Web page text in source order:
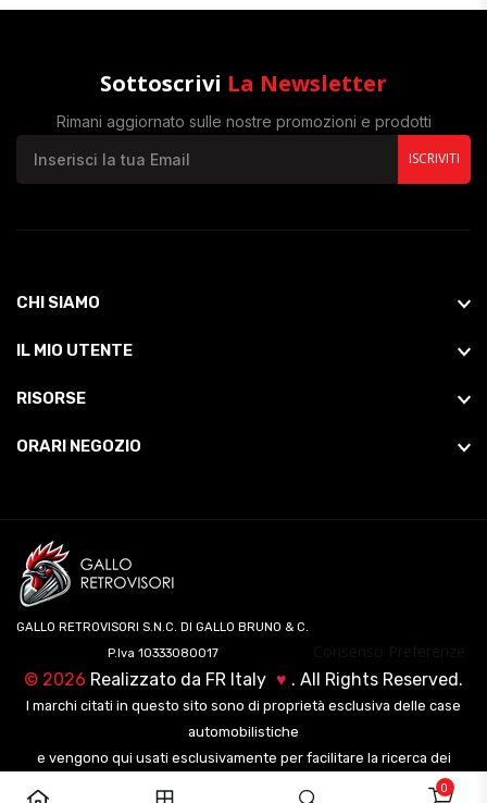
0
Sottoscrivi La Newsletter
Rimani aggiornato sulle nostre promozioni e prodotti
ISCRIVITI
CHI SIAMO
IL MIO UTENTE
RISORSE
ORARI NEGOZIO
GALLO RETROVISORI S.N.C. DI GALLO BRUNO & C.
P.Iva 10333080017
© 2026 Realizzato da FR Italy ♥ . All Rights Reserved.
I marchi citati in questo sito sono di proprietà esclusiva delle case
automobilistiche
e vengono qui usati esclusivamente per facilitare la ricerca dei